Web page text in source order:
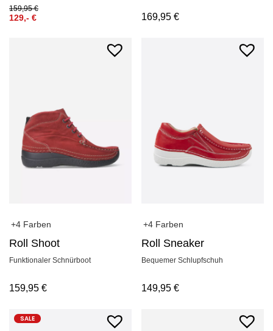
159,95€
129,- € 169,95€
+4 Farben
Roll Shoot
Funktionaler Schnürboot
159,95 €
+4 Farben
Roll Sneaker
Bequemer Schlupfschuh
149,95€
SALE